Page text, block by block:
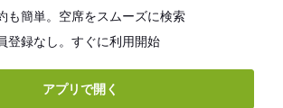
も簡単。空席をスムーズに検索
登録なし。すぐに利用開始
アプリで開く